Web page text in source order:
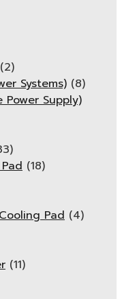
(2)
Systems) (8)
Power Supply)
(18)
Pad (4)
(11)